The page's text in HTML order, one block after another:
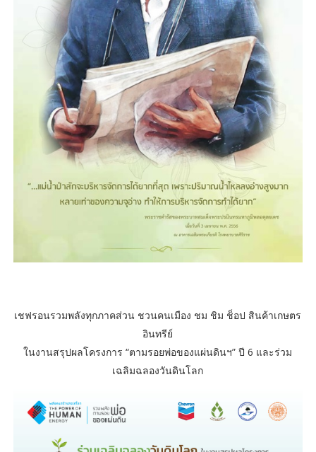
เชฟรอนรวมพลังทุกภาคส่วน ชวนคนเมือง ชม ชิม ช็อป สินค้าเกษตร
อินทรีย์
ในงานสรุปผลโครงการ “ตามรอยพ่อของแผ่นดินฯ” ปี 6 และร่วม
เฉลิมฉลองวันดินโลก